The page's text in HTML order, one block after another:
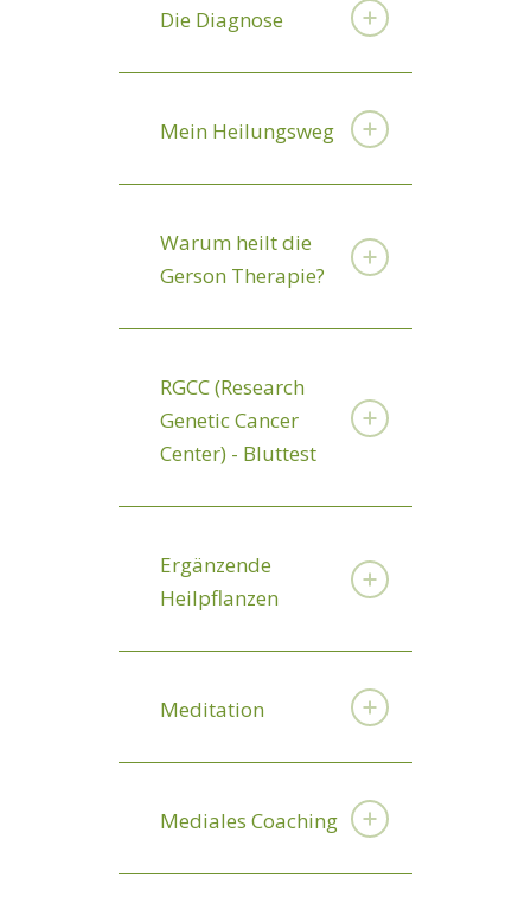
Die Diagnose
Mein Heilungsweg
Warum heilt die
Gerson Therapie?
RGCC (Research
Genetic Cancer
Center) - Bluttest
Ergänzende
Heilpflanzen
Meditation
Mediales Coaching